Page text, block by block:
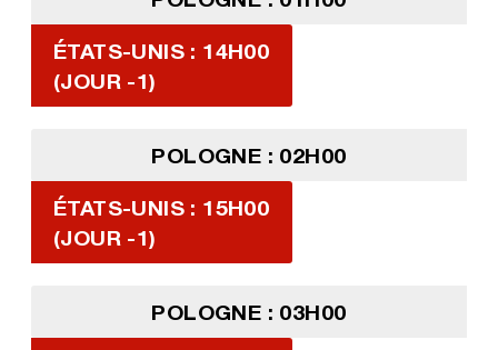
ÉTATS-UNIS : 14H00
(JOUR -1)
POLOGNE : 02H00
ÉTATS-UNIS : 15H00
(JOUR -1)
POLOGNE : 03H00